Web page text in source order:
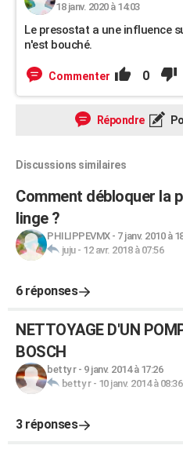
18 janv. 2020 à 14:03
Le presostat a une influence
n'est bouché.
Commenter 0
Répondre
Discussions similaires
Comment débloquer la
linge ?
PHILIPPEVMX- 7 janv. 2010 à
juju- 12 avr. 2018 à 07:56
6 réponses
NETTOYAGE D'UN
BOSCH
betty r- 9 janv. 2014 à 17:26
betty r- 10 janv. 2014 à 08:36
3 réponses